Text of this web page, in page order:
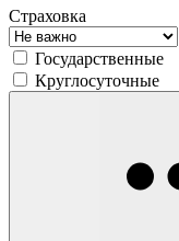
Страховка
Государственные
Круглосуточные